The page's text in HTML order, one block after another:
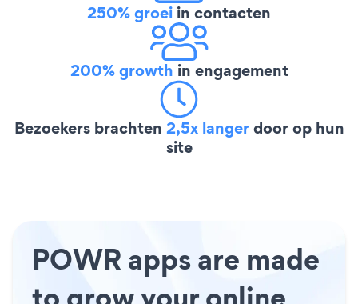
250% groei in contacten
200% growth in engagement
Bezoekers brachten 2,5x langerdoor op hun
site
POWR apps are made